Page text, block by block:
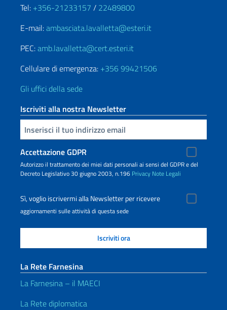
Tel: +356-21233157 / 22489800
E-mail:ambasciata.lavalletta@esteri.it
PEC:amb.lavalletta@cert.esteri.it
Cellulare di emergenza: +356 99421506
Gli uffici della sede
Iscriviti alla nostra Newsletter
Inserisci la tua email
Accettazione GDPR
Autorizzo il trattamento dei miei dati personali ai sensi del GDPR e del
Decreto Legislativo 30 giugno 2003, n.196 Privacy Note Legali
Sì, voglio iscrivermi alla Newsletter per ricevere
aggiornamenti sulle attività di questa sede
La Rete Farnesina
La Farnesina – il MAECI
La Rete diplomatica